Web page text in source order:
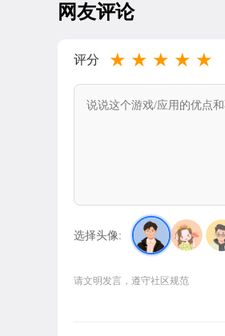
网友评论
评分 ★ ★ ★ ★ ★
选择头像:
请文明发言，遵守社区规范